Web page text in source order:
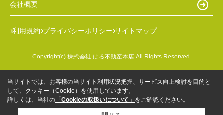
会社概要
利用規約 プライバシーポリシー サイトマップ
Copyright(c) 株式会社 はる不動産本店 All Rights Reserved.
当サイトでは、お客様の当サイト利用状況把握、サービス向上検討を目的と
して、クッキー（Cookie）を使用しています。
詳しくは、当社の 「Cookieの取扱いについて」 をご確認ください。